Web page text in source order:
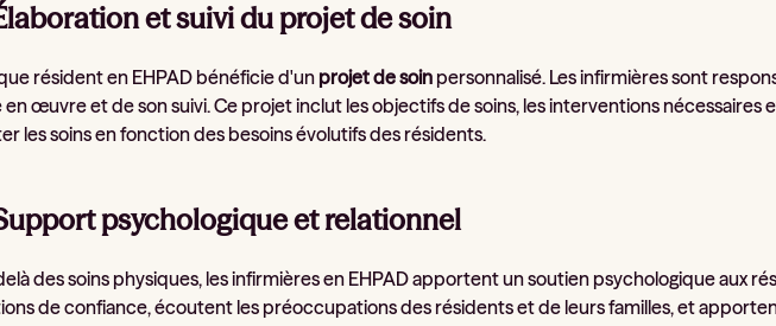
et suivi du projet de soin
résident en EHPAD bénéficie d'un projet de soinpersonnalisé. Les infirmières sont
en œuvre et de son suivi. Ce projet inclut les objectifs de soins, les interventions nécessaires
les soins en fonction des besoins évolutifs des résidents.
psychologique et relationnel
des soins physiques, les infirmières en EHPAD apportent un soutien psychologique aux
de confiance, écoutent les préoccupations des résidents et de leurs familles, et